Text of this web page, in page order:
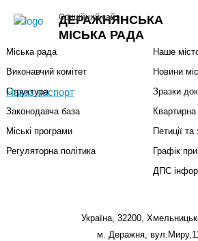
ДЕРАЖНЯНСЬКА
МІСЬКА РАДА
Офіційний сайт+ Створити
Наказ паспорт
Міський голова
Міська рада
Виконавчий комітет
Структура
Законодавча база
Міські програми
Регуляторна політика
Наше
Новини
Зразки
Квартирна
Петиції
Графік
ДПС
Україна, 32200,
м. Деражня,